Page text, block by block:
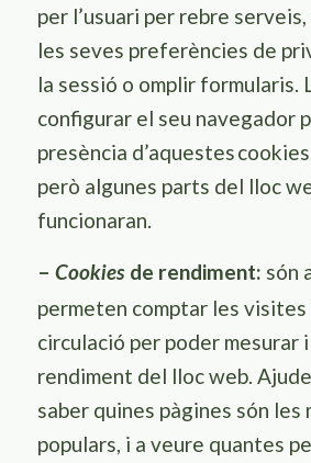
per l’usuari per rebre
les seves preferències de
la sessió o omplir formularis.
configurar el seu navegador
presència d’aquestescookies
però algunes parts del lloc
funcionaran.
– Cookiesde rendiment: són
permeten comptar les
circulació per poder mesurar
rendiment del lloc web.
saber quines pàgines són les
populars, i a veure quantes